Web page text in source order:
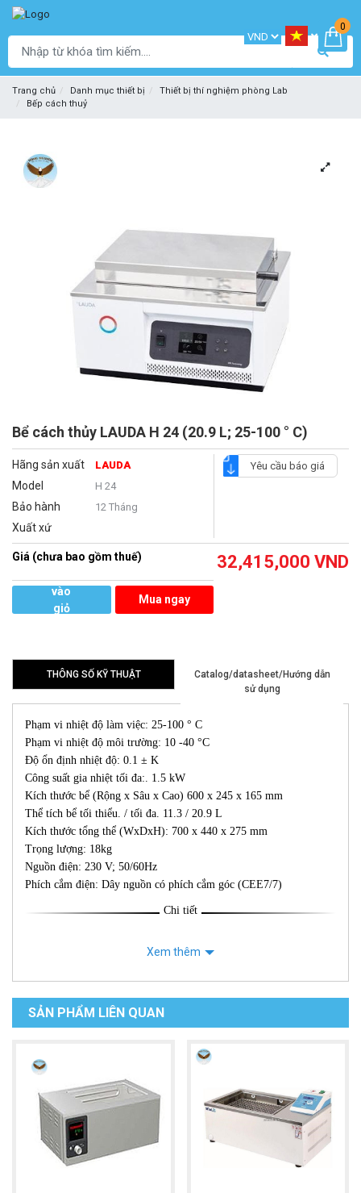
0
Trang chủ Danh mục thiết bị
Thiết bị thí nghiệm phòng Lab
Bếp cách thuỷ
Bể cách thủy LAUDA H 24 (20.9 L; 25-100 ° C)
Hãng sản xuất LAUDA
Model H 24
Bảo hành 12 Tháng
Xuất xứ
Yêu cầu báo giá
Giá (chưa bao gồm thuế) 32,415,000 VND
vào
giỏ
Mua ngay
THÔNG SỐ KỸ THUẬT
Catalog/datasheet/Hướng dẫn
sử dụng
Phạm vi nhiệt độ làm việc: 25-100 ° C
Phạm vi nhiệt độ môi trường: 10 -40 °C
Độ ổn định nhiệt độ: 0.1 ± K
Công suất gia nhiệt tối đa:. 1.5 kW
Kích thước bể (Rộng x Sâu x Cao) 600 x 245 x 165 mm
Thể tích bể tối thiểu. / tối đa. 11.3 / 20.9 L
Kích thước tổng thể (WxDxH): 700 x 440 x 275 mm
Trọng lượng: 18kg
Nguồn điện: 230 V; 50/60Hz
Phích cắm điện: Dây nguồn có phích cắm góc (CEE7/7)
Chi tiết
Xem thêm
SẢN PHẨM LIÊN QUAN